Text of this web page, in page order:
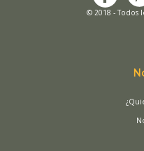
© 2018 - Todos